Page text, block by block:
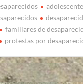
familiares de
protestas por